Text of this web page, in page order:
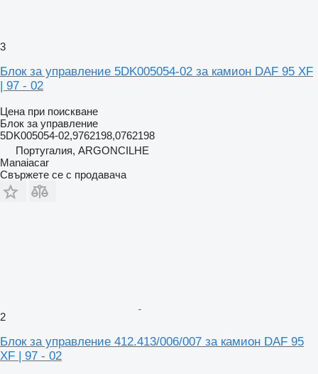
3
Блок за управление 5DK005054-02 за камион DAF 95 XF
| 97 - 02
Цена при поискване
Блок за управление
5DK005054-02,9762198,0762198
Португалия, ARGONCILHE
Manaiacar
Свържете се с продавача
2
Блок за управление 412.413/006/007 за камион DAF 95
XF | 97 - 02